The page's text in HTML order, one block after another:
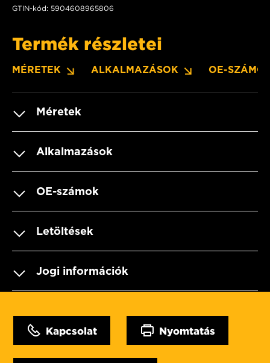
GTIN-kód: 5904608965806
Termék részletei
MÉRETEK ALKALMAZÁSOK OE-
Méretek
Alkalmazások
OE-számok
Letöltések
Jogi információk
Kapcsolat Nyomtatás